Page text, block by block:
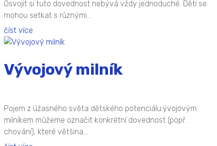
Osvojit si tuto dovednost nebývá vždy jednoduché. Děti se
mohou setkat s různými...
číst více
Vývojový milník
Pojem z úžasného světa dětského potenciálu:ývojovým
milníkem můžeme označit konkrétní dovednost (popř.
chování), které většina...